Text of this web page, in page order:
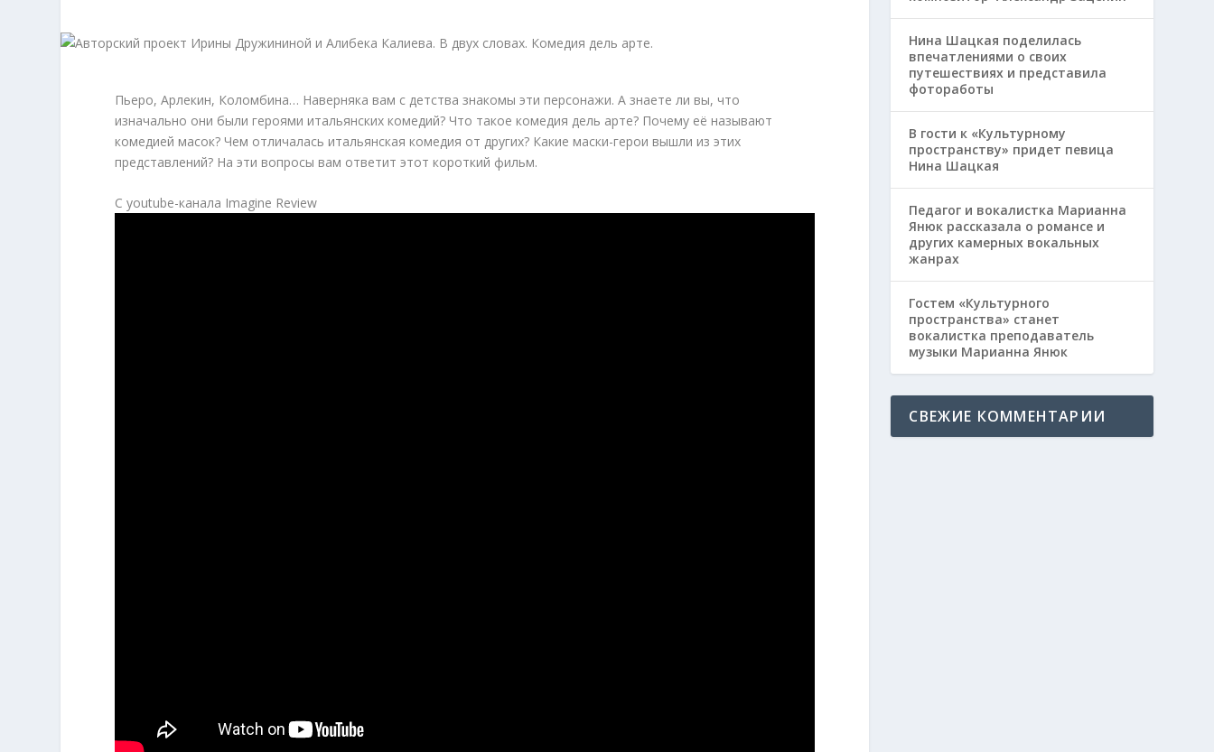
Пьеро, Арлекин, Коломбина… Наверняка вам с детства знакомы эти персонажи. А знаете ли вы, что
изначально они были героями итальянских комедий? Что такое комедия дель арте? Почему её называют
комедией масок? Чем отличалась итальянская комедия от других? Какие маски-герои вышли из этих
представлений? На эти вопросы вам ответит этот короткий фильм.
С youtube-канала Imagine Review
Нина Шацкая поделилась
впечатлениями о своих
путешествиях и представила
фотоработы
В гости к «Культурному
пространству» придет певица
Нина Шацкая
Педагог и вокалистка Марианна
Янюк рассказала о романсе и
других камерных вокальных
жанрах
Гостем «Культурного
пространства» станет
вокалистка преподаватель
музыки Марианна Янюк
СВЕЖИЕ КОММЕНТАРИИ